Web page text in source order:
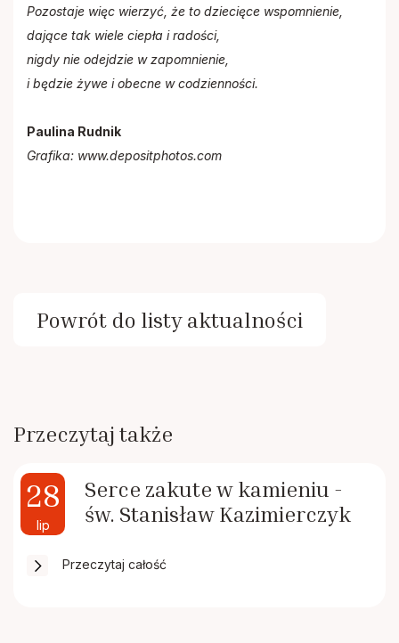
Pozostaje więc wierzyć, że to dziecięce wspomnienie,
dające tak wiele ciepła i radości,
nigdy nie odejdzie w zapomnienie,
i będzie żywe i obecne w codzienności.
Paulina Rudnik
Grafika: www.depositphotos.com
Powrót do listy aktualności
Przeczytaj także
28
lip
Serce zakute w kamieniu -
św. Stanisław Kazimierczyk
Przeczytaj całość